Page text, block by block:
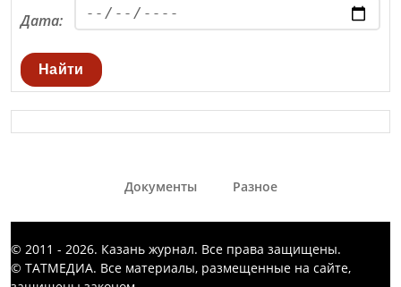
Дата:
Найти
Документы Разное
© 2011 - 2026. Казань журнал. Все права защищены.
© ТАТМЕДИА. Все материалы, размещенные на сайте,